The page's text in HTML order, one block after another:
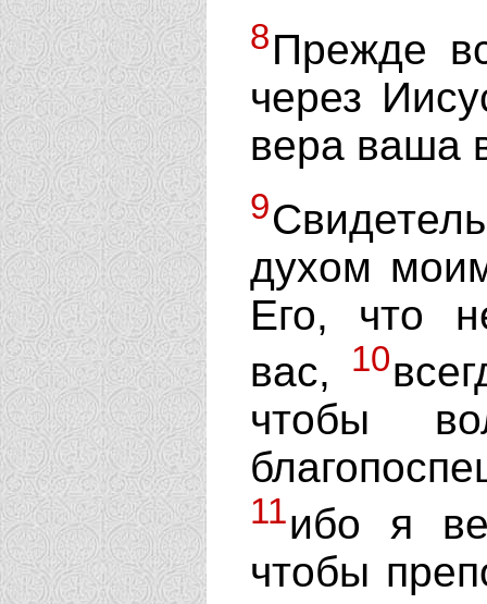
8Прежде
через
вера ваша
9
духом
Его, что
вас,
10
чтобы
11ибо я
чтобы